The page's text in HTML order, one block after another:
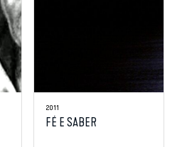
2011
FÉ E SABER